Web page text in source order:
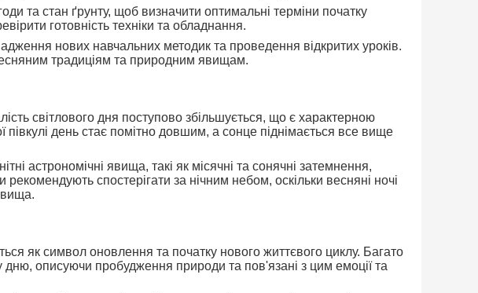
та стан ґрунту, щоб визначити оптимальні терміни початку
готовність техніки та обладнання.
нових навчальних методик та проведення відкритих уроків.
традиціям та природним явищам.
світлового дня поступово збільшується, що є характерною
півкулі день стає помітно довшим, а сонце піднімається все вище
астрономічні явища, такі як місячні та сонячні затемнення,
спостерігати за нічним небом, оскільки весняні ночі
як символ оновлення та початку нового життєвого циклу. Багато
дню, описуючи пробудження природи та пов'язані з цим емоції та